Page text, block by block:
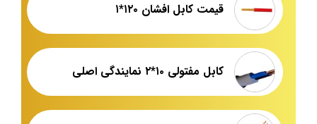
قیمت کابل افشان ۱۲۰*۱
کابل مفتولی ۱۰*۲ نمایندگی اصلی